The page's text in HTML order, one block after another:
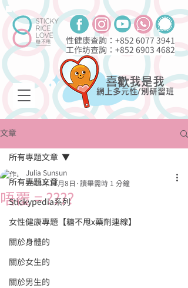
性健康查詢：+852 6077 3941
工作坊查詢：+852 6903 4682
喜歡我是我
網上多元性/別研習班
文章
所有專題文章
Stickypedia系列
女性健康專題【糖不甩x藥劑連線】
關於身體的
關於女生的
關於男生的
所有專題文章
唔覆 = ????
Julia Sunsun
2014年11月8日
讀畢需時 1 分鐘